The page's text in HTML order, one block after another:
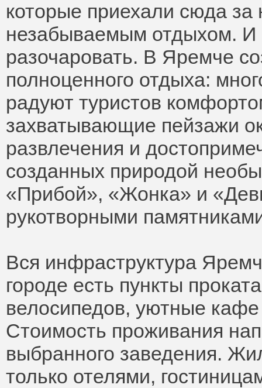
которые приехали сюда
незабываемым отдыхом. И
разочаровать. В Яремче
полноценного отдыха:
радуют туристов
захватывающие пейзажи
развлечения и
созданных природой
«Прибой», «Жонка» и
рукотворными
Вся инфраструктура
городе есть пункты
велосипедов, уютные
Стоимость проживания
выбранного заведения.
только отелями,